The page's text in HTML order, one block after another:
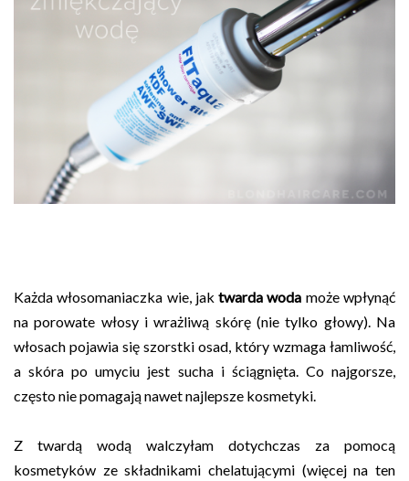
Każda włosomaniaczka wie, jak twarda woda może wpłynąć
na porowate włosy i wrażliwą skórę (nie tylko głowy). Na
włosach pojawia się szorstki osad, który wzmaga łamliwość,
a skóra po umyciu jest sucha i ściągnięta. Co najgorsze,
często nie pomagają nawet najlepsze kosmetyki.
Z twardą wodą walczyłam dotychczas za pomocą
kosmetyków ze składnikami chelatującymi (więcej na ten